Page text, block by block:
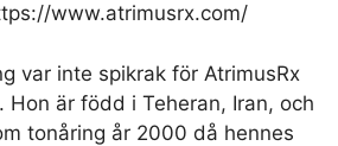
www.atrimusrx.com/
var inte spikrak för AtrimusRx
Hon är född i Teheran, Iran, och
tonåring år 2000 då hennes